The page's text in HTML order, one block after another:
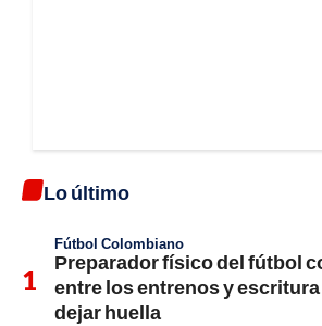
Lo último
Fútbol Colombiano
Preparador físico del fútbol
entre los entrenos y
dejar huella